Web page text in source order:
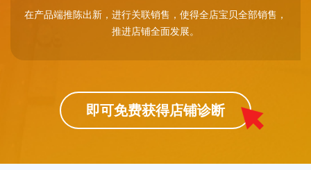
在产品端推陈出新，进行关联销售，使得全店宝贝全部销售，
推进店铺全面发展。
即可免费获得店铺诊断